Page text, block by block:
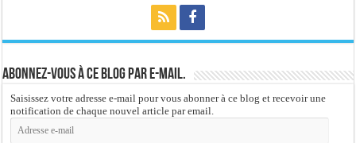
Abonnez-vous à ce blog par e-mail.
Saisissez votre adresse e-mail pour vous abonner à ce blog et recevoir une
notification de chaque nouvel article par email.
Adresse
e-